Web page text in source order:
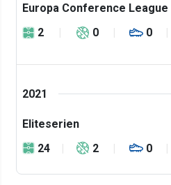
Europa Conference League
2
0 0
2021
Eliteserien
24
2 0